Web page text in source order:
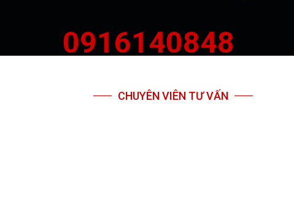
0916140848
CHUYÊN VIÊN TƯ VẤN